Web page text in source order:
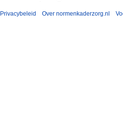
Privacybeleid Over normenkaderzorg.nl